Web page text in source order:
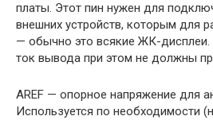
платы. Этот пин нужен для
внешних устройств, которым для
— обычно это всякие ЖК-
ток вывода при этом не должны
AREF — опорное напряжение для
Используется по необходимости